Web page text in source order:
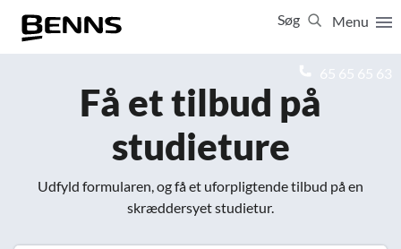
Menu
Søg
65 65 65 63
Få et tilbud på
studieture
Udfyld formularen, og få et uforpligtende tilbud på en
skræddersyet studietur.
Luk
Vis resultater for: Alle
Firma- og temarejser
Studierejser